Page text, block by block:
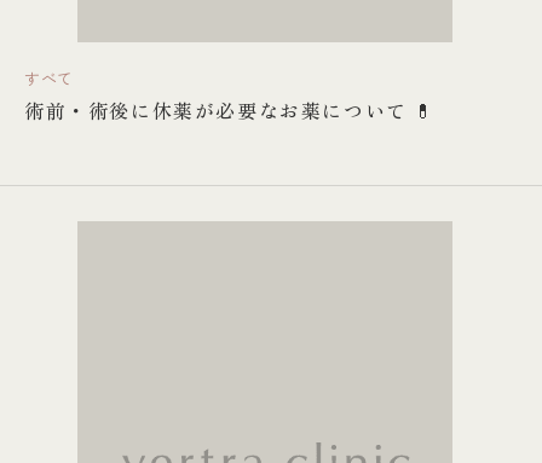
すべて
術前・術後に休薬が必要なお薬について 💊